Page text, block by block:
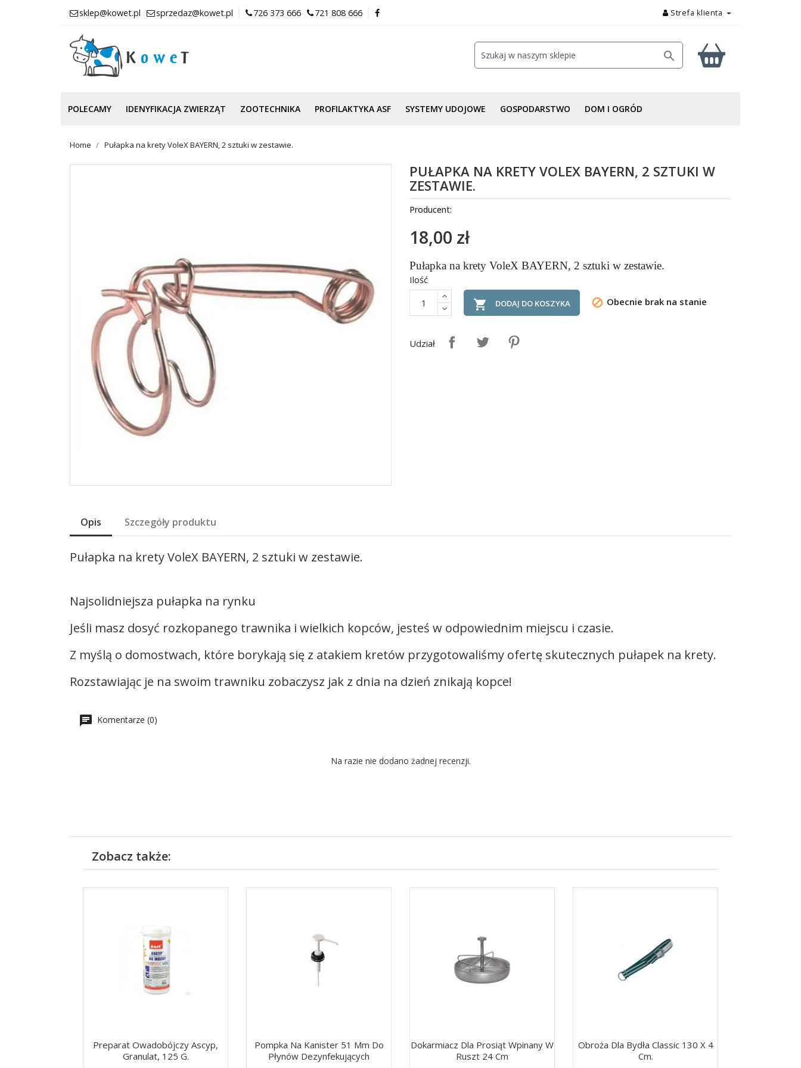
sklep@kowet.pl sprzedaz@kowet.pl 726 373 666 721 808 666 Strefa klienta

POLECAMY IDENYFIKACJA ZWIERZĄT ZOOTECHNIKA PROFILAKTYKA ASF SYSTEMY UDOJOWE GOSPODARSTWO DOM I OGRÓD
Home Pułapka na krety VoleX BAYERN, 2 sztuki w zestawie.
PUŁAPKA NA KRETY VOLEX BAYERN, 2 SZTUKI W
ZESTAWIE.
Producent:
18,00 zł
Pułapka na krety VoleX BAYERN, 2 sztuki w zestawie.
Ilość
 DODAJ DO KOSZYKA  Obecnie brak na stanie
Udział
Opis Szczegóły produktu
Pułapka na krety VoleX BAYERN, 2 sztuki w zestawie.
Najsolidniejsza pułapka na rynku
Jeśli masz dosyć rozkopanego trawnika i wielkich kopców, jesteś w odpowiednim miejscu i czasie.
Z myślą o domostwach, które borykają się z atakiem kretów przygotowaliśmy ofertę skutecznych pułapek na krety.
Rozstawiając je na swoim trawniku zobaczysz jak z dnia na dzień znikają kopce!
Komentarze (0)
Na razie nie dodano żadnej recenzji.
Zobacz także:
Preparat Owadobójczy Ascyp,
Granulat, 125 G.
Pompka Na Kanister 51 Mm Do
Płynów Dezynfekujących
Dokarmiacz Dla Prosiąt Wpinany W
Ruszt 24 Cm
Obroża Dla Bydła Classic 130 X 4
Cm.